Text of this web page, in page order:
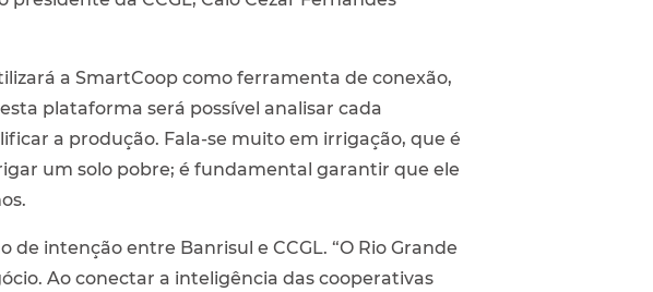
a SmartCoop como ferramenta de conexão,
plataforma será possível analisar cada
a produção. Fala-se muito em irrigação, que é
um solo pobre; é fundamental garantir que ele
intenção entre Banrisul e CCGL. “O Rio Grande
Ao conectar a inteligência das cooperativas